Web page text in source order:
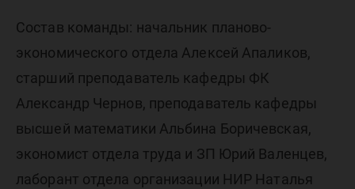
Состав команды: начальник планово-
экономического отдела Алексей Апаликов,
старший преподаватель кафедры ФК
Александр Чернов, преподаватель кафедры
высшей математики Альбина Боричевская,
экономист отдела труда и ЗП Юрий Валенцев,
лаборант отдела организации НИР Наталья